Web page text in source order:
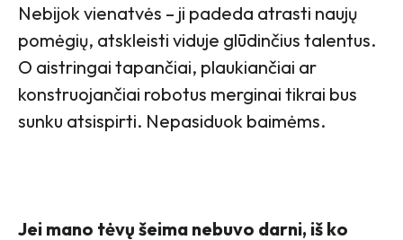
Nebijok vienatvės – ji padeda atrasti naujų
pomėgių, atskleisti viduje glūdinčius talentus.
O aistringai tapančiai, plaukiančiai ar
konstruojančiai robotus merginai tikrai bus
sunku atsispirti. Nepasiduok baimėms.
Jei mano tėvų šeima nebuvo darni, iš ko